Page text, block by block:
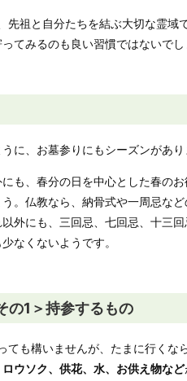
先祖と自分たちを結ぶ大切な霊域
てみるのも良い習慣ではないでし
に、お墓参りにもシーズンがあり
も、春分の日を中心とした春の
。仏教なら、納骨式や一周忌な
外にも、三回忌、七回忌、十三
なくないようです。
の1＞持参するもの
ても構いませんが、たまに行くな
ロウソク、供花、水、お供え物など